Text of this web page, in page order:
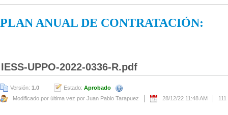
PLAN ANUAL DE CONTRATACIÓN:
IESS-UPPO-2022-0336-R.pdf
Versión: 1.0 Estado: Aprobado
Modificado por última vez por Juan Pablo Tarapuez
28/12/22 11:48 AM